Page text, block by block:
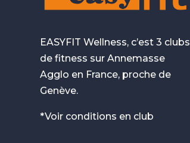
EASYFIT Wellness, c’est 3 clubs
de fitness sur Annemasse
Agglo en France, proche de
Genève.
*Voir conditions en club